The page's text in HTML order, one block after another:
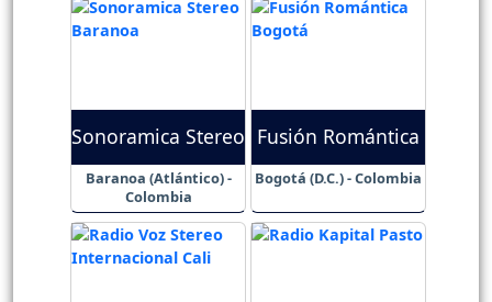
Sonoramica Stereo
Baranoa (Atlántico) -
Colombia
Fusión Romántica
Bogotá (D.C.) - Colombia